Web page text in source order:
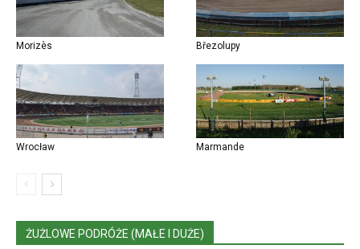
Morizès Březolupy
Wrocław Marmande
ŻUŻLOWE PODRÓŻE (MAŁE I DUŻE)